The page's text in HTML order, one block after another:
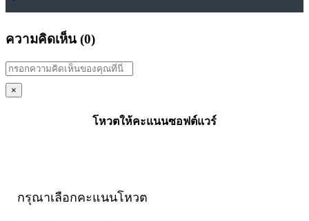
ความคิดเห็น (0)
×
โหวตให้คะแนนซอฟต์แวร์
กรุณาเลือกคะแนนโหวต